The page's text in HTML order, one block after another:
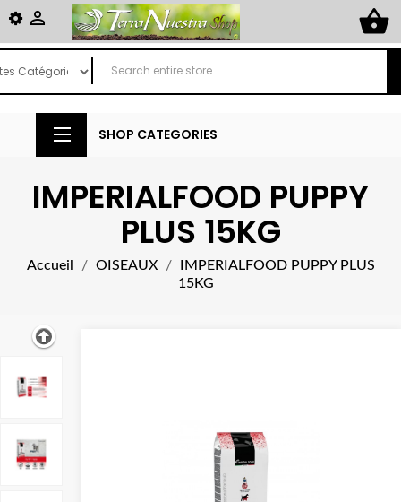
shopping_basket

SHOP CATEGORIES
IMPERIALFOOD PUPPY
PLUS 15KG
Accueil OISEAUX
IMPERIALFOOD PUPPY PLUS
15KG